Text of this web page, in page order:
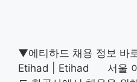
▼에티하드 채용 정보 바
Etihad | Etihad 서울 어